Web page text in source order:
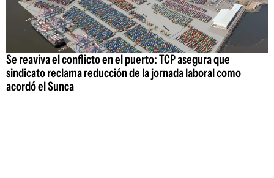
Se reaviva el conflicto en el puerto: TCP asegura que
sindicato reclama reducción de la jornada laboral como
acordó el Sunca